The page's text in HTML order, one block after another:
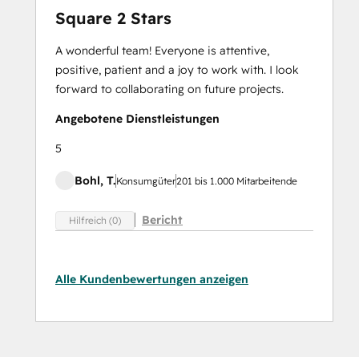
Square 2 Stars
A wonderful team! Everyone is attentive,
positive, patient and a joy to work with. I look
forward to collaborating on future projects.
Angebotene Dienstleistungen
5
Bohl, T.Konsumgüter201 bis 1.000 Mitarbeitende
Hilfreich (0) Bericht
Alle Kundenbewertungen anzeigen